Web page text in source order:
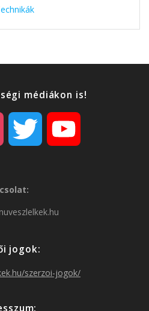
médiákon is!
s
jogok:
szerzoi-jogok/